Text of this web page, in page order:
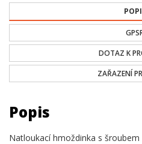
DOTAZ K
ZAŘAZENÍ
Popis
Natloukací hmoždinka s